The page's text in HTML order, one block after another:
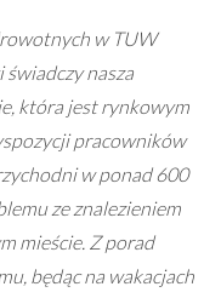
w TUW
świadczy nasza
która jest rynkowym
pracowników
w ponad 600
ze znalezieniem
mieście. Z porad
będąc na wakacjach